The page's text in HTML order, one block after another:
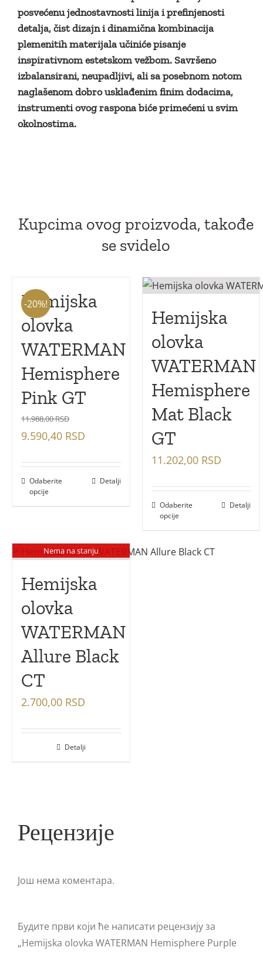
posvećenu jednostavnosti linija i prefinjenosti
detalja, čist dizajn i dinamična kombinacija
plemenitih materijala učiniće pisanje
inspirativnom estetskom vežbom. Savršeno
izbalansirani, neupadljivi, ali sa posebnom notom
naglašenom dobro usklađenim finim dodacima,
instrumenti ovog raspona biće primećeni u svim
okolnostima.
Kupcima ovog proizvoda, takođe
se svidelo
-20%!
Hemijska
olovka
WATERMAN
Hemisphere
Pink GT
11.988,00RSD
Оригинална
је
била:
11.988,00 RSD.
9.590,40 RSDТренутна
је:
9.590,40 RSD.
Odaberite
opcije
Detalji
Hemijska
olovka
WATERMAN
Hemisphere
Mat Black
GT
11.202,00 RSD
Odaberite
opcije
Detalji
Nema na stanju
Hemijska
olovka
WATERMAN
Allure Black
CT
2.700,00 RSD
Detalji
Рецензије
Још нема коментара.
Будите први који ће написати рецензију за
„Hemijska olovka WATERMAN Hemisphere Purple